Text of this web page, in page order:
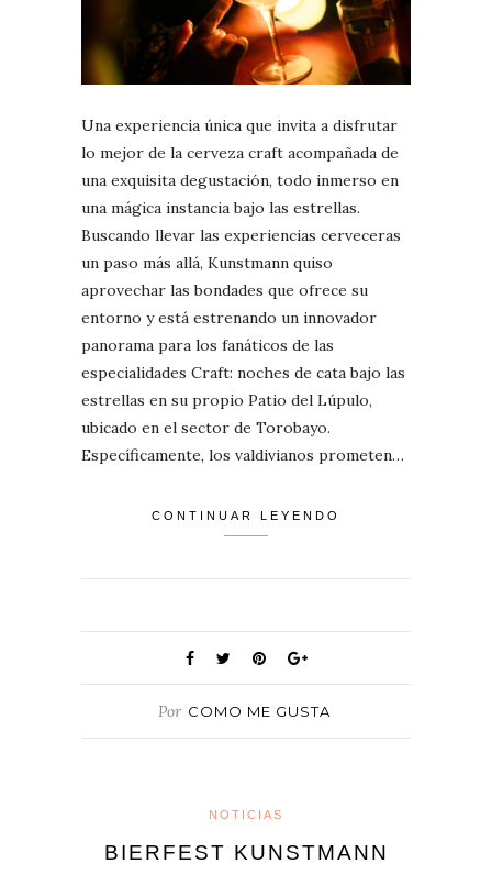
Una experiencia única que invita a disfrutar
lo mejor de la cerveza craft acompañada de
una exquisita degustación, todo inmerso en
una mágica instancia bajo las estrellas.
Buscando llevar las experiencias cerveceras
un paso más allá, Kunstmann quiso
aprovechar las bondades que ofrece su
entorno y está estrenando un innovador
panorama para los fanáticos de las
especialidades Craft: noches de cata bajo las
estrellas en su propio Patio del Lúpulo,
ubicado en el sector de Torobayo.
Específicamente, los valdivianos prometen…
CONTINUAR LEYENDO
Por COMO ME GUSTA
NOTICIAS
BIERFEST KUNSTMANN